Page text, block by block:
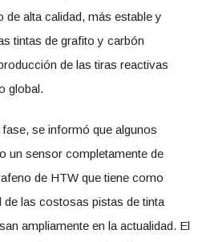
alta calidad, más estable y
tintas de grafito y carbón
de las tiras reactivas
global.
se informó que algunos
un sensor completamente de
de HTW que tiene como
de las costosas pistas de tinta
ampliamente en la actualidad. El